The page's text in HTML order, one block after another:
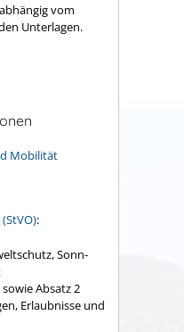
vom
Unterlagen.
Mobilität
:
Sonn-
Absatz 2
Erlaubnisse und